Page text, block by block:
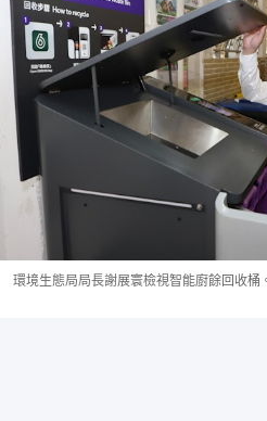
環境生態局局長謝展寰檢視智能廚餘回收桶